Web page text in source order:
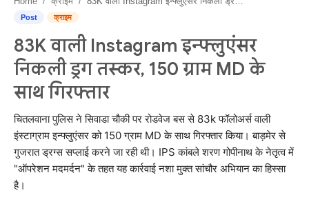
Contact Us
राजस्थान
राजनीति
क्राइम
भारत
बॉलीवुड
Post क्राइम
83K वाली Instagram इन्फ्लुएंसर
निकली ड्रग तस्कर, 150 ग्राम MD के
साथ गिरफ्तार
चितलवाना पुलिस ने सिवाडा चौकी पर रोडवेज बस से 83k फॉलोअर्स वाली
इंस्टाग्राम इन्फ्लुएंसर को 150 ग्राम MD के साथ गिरफ्तार किया। बाड़मेर से
गुजरात ड्रग्स सप्लाई करने जा रही थी। IPS कांबले शरण गोपीनाथ के नेतृत्व में
"ऑपरेशन मदमर्दन" के तहत यह कार्रवाई नशा मुक्त सांचौर अभियान का हिस्सा
है।